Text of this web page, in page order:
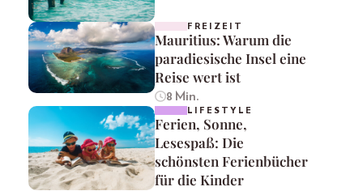
FREIZEIT
Mauritius: Warum die
paradiesische Insel eine
Reise wert ist
8 Min.
LIFESTYLE
Ferien, Sonne,
Lesespaß: Die
schönsten Ferienbücher
für die Kinder